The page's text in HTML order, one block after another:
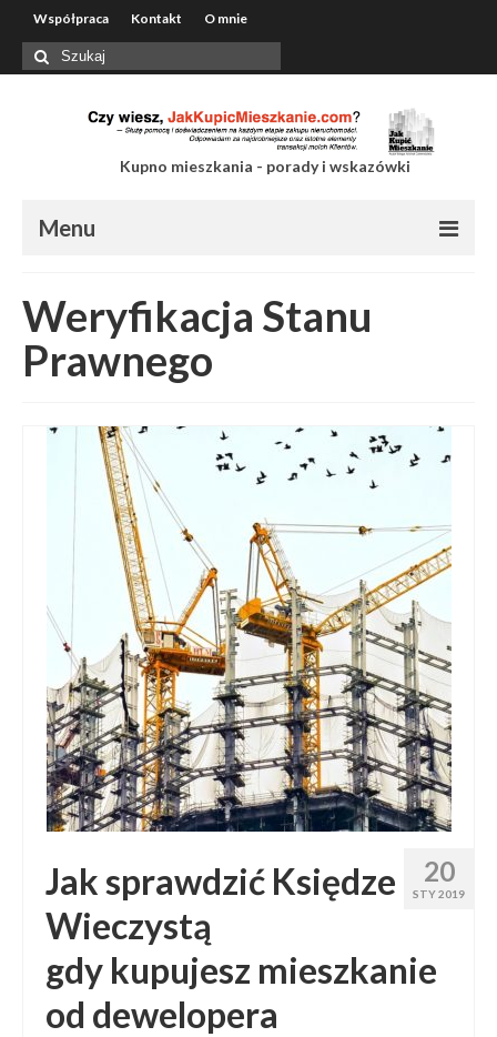
Współpraca Kontakt O mnie
Szuklaj
w:
Kupno mieszkania - porady i wskazówki
Menu
Kontakt
O mnie
Weryfikacja Stanu
Prawnego
20
STY 2019
Jak sprawdzić Księdze
Wieczystą
gdy kupujesz mieszkanie
od dewelopera